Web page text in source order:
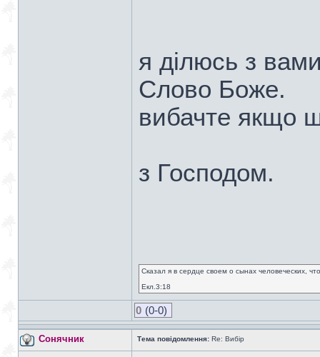
я дiлюсь з
Слово Боже.
вибачте якщо
з Господом.
Сказал я в сердце своем о сынах человеческих,
Екл.3:18
0 (0-0)
Сонячник Тема повідомлення: Re: Вибір